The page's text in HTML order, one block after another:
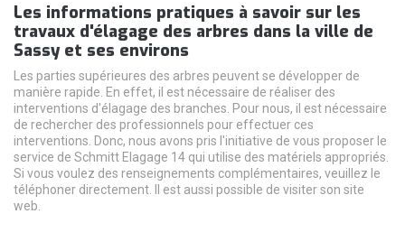
Les informations pratiques à savoir sur les
travaux d'élagage des arbres dans la ville de
Sassy et ses environs
Les parties supérieures des arbres peuvent se développer de
manière rapide. En effet, il est nécessaire de réaliser des
interventions d'élagage des branches. Pour nous, il est nécessaire
de rechercher des professionnels pour effectuer ces
interventions. Donc, nous avons pris l'initiative de vous proposer le
service de Schmitt Elagage 14 qui utilise des matériels appropriés.
Si vous voulez des renseignements complémentaires, veuillez le
téléphoner directement. Il est aussi possible de visiter son site
web.